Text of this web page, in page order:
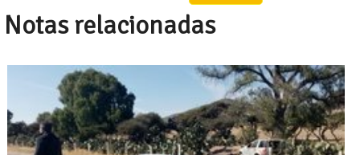
Notas relacionadas